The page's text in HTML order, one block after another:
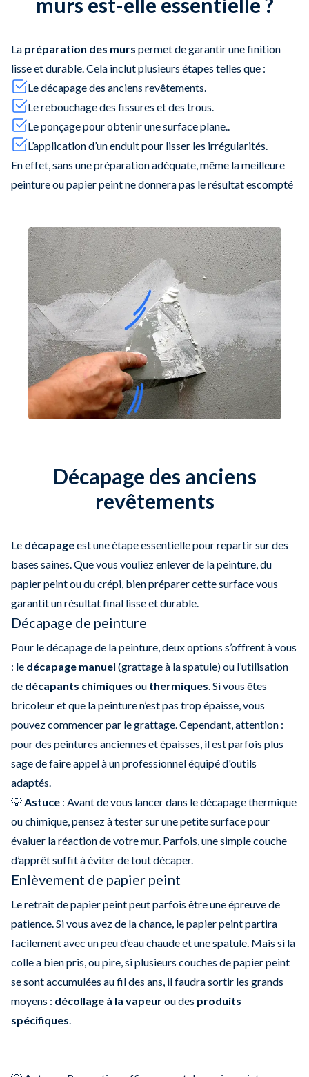
murs est-elle essentielle ?
La préparation des murs permet de garantir une finition
lisse et durable. Cela inclut plusieurs étapes telles que :
Le décapage des anciens revêtements.
Le rebouchage des fissures et des trous.
Le ponçage pour obtenir une surface plane..
L’application d’un enduit pour lisser les irrégularités.
En effet, sans une préparation adéquate, même la meilleure
peinture ou papier peint ne donnera pas le résultat escompté
Décapage des anciens
revêtements
Le décapageest une étape essentielle pour repartir sur des
bases saines. Que vous vouliez enlever de la peinture, du
papier peint ou du crépi, bien préparer cette surface vous
garantit un résultat final lisse et durable.
Décapage de peinture
Pour le décapage de la peinture, deux options s’offrent à vous
: le décapage manuel (grattage à la spatule) ou l’utilisation
de décapants chimiques ou thermiques . Si vous êtes
bricoleur et que la peinture n’est pas trop épaisse, vous
pouvez commencer par le grattage. Cependant, attention :
pour des peintures anciennes et épaisses, il est parfois plus
sage de faire appel à un professionnel équipé d'outils
adaptés.
💡 Astuce : Avant de vous lancer dans le décapage thermique
ou chimique, pensez à tester sur une petite surface pour
évaluer la réaction de votre mur. Parfois, une simple couche
d’apprêt suffit à éviter de tout décaper.
Enlèvement de papier peint
Le retrait de papier peint peut parfois être une épreuve de
patience. Si vous avez de la chance, le papier peint partira
facilement avec un peu d’eau chaude et une spatule. Mais si la
colle a bien pris, ou pire, si plusieurs couches de papier peint
se sont accumulées au fil des ans, il faudra sortir les grands
moyens : décollage à la vapeurou des produits
spécifiques